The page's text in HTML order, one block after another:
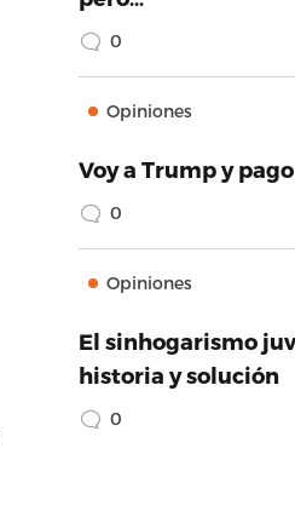
0
Opiniones
Voy a Trump y
0
Opiniones
El sinhogarismo
historia y solución
0